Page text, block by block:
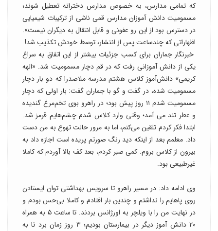
که تمامی مدارس، به خصوص مدارس دخترانه تعطیل شوند؛
مسمومیت دانش آموزان مدارس قمی ناشی از ترکیبات شیمیایی
در دسترس بود از این رو عفونی و قابل انتقال به دیگران نیست».
اظهاراتی که چندساعت پس از انتشار، توسط خودش تکذیب شد!
خبرنگار جماران برای کسب جزئیات بیشتر از این اتفاق به سراغ
یکی از دانش آموزانی رفت که در قم دچار مسمومیت شد. «الهه
کریمی» دانش‌آموز کلاس هشتم مدرسه ملاصدرا که دو بار دچار
مسمومیت شده، در گفت و گو با جماران گفت: بار اولی که دچار
مسمومیت شدم ۱۱ روز پیش بود؛ در راهرو بوی تخم‌مرغ گندیده
و عطر تند می آمد؛ وقتی وارد کلاس شدم چشم‌هایم قرمز شد.
ابتدا فکر کردم تلقین می‌کنم، اما به مرور حالت تهوع به من دست
داد. معلمم بعد از اینکه دید رنگ صورتم پریده است اجازه داد به
بیرون از کلاس بروم. کمی صبر کردم، بعد کف بالا آوردم که کاملا
غیرطبیعی بود.
وی ادامه داد: در مسیر راهرو تا سرویس بهداشتی توان ایستادن
روی پاهایم را نداشتم و چندین بار افتادم و کاملا بی‌حس بودم و
در نهایت من را با ویلچر به اورژانس بردند. تا ساعت ۵ به همراه
۲۰ دانش آموز دیگر در بیمارستان بودیم؛ ۳ روز زمان برد تا به